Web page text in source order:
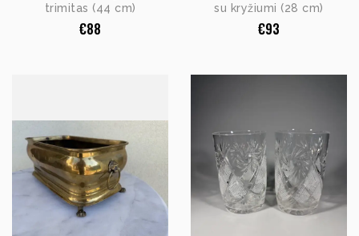
trimitas (44 cm)
€88
su kryžiumi (28 cm)
€93